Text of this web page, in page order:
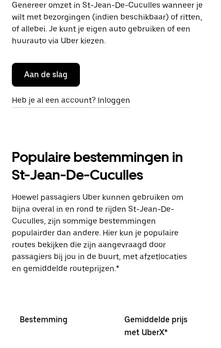
Genereer omzet in St-Jean-De-Cuculles wanneer je
wilt met bezorgingen (indien beschikbaar) of ritten,
of allebei. Je kunt je eigen auto gebruiken of een
huurauto via Uber kiezen.
Aan de slag
Heb je al een account? Inloggen
Populaire bestemmingen in
St-Jean-De-Cuculles
Hoewel passagiers Uber kunnen gebruiken om
bijna overal in en rond te rijden St-Jean-De-
Cuculles, zijn sommige bestemmingen
populairder dan andere. Hier kun je populaire
routes bekijken die zijn aangevraagd door
passagiers bij jou in de buurt, met afzetlocaties
en gemiddelde routeprijzen.*
Bestemming
Gemiddelde prijs
met UberX*